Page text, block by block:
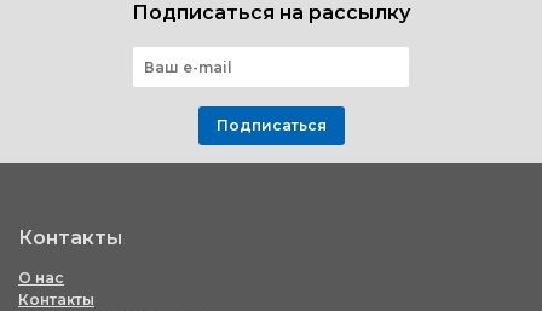
Подписаться на рассылку
Подписаться
Контакты
О нас
Контакты